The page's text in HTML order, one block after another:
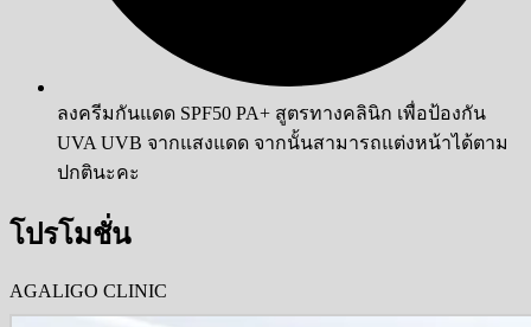
ลงครีมกันแดด SPF50 PA+ สูตรทางคลินิก เพื่อป้องกัน
UVA UVB จากแสงแดด จากนั้นสามารถแต่งหน้าได้ตาม
ปกตินะคะ
โปรโมชั่น
AGALIGO CLINIC